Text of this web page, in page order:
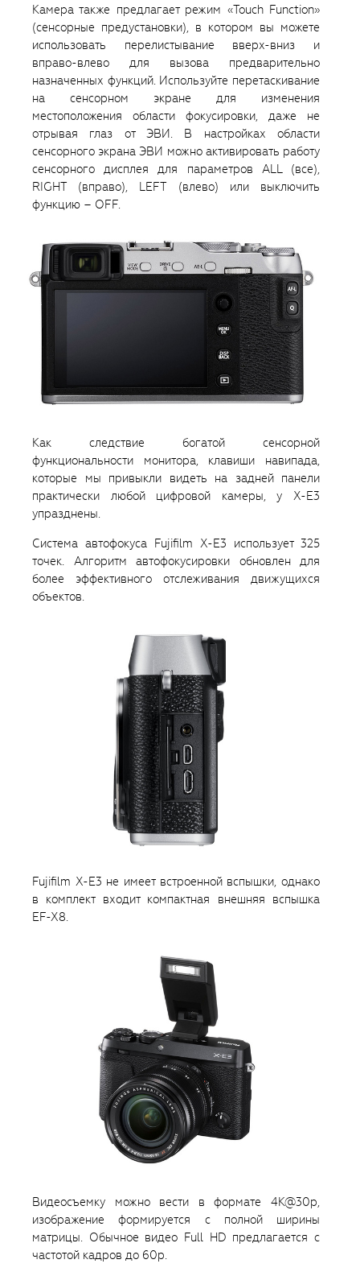
Камера также предлагает режим «Touch Function»
(сенсорные предустановки), в котором вы можете
использовать перелистывание вверх-вниз и
вправо-влево для вызова предварительно
назначенных функций. Используйте перетаскивание
на сенсорном экране для изменения
местоположения области фокусировки, даже не
отрывая глаз от ЭВИ. В настройках области
сенсорного экрана ЭВИ можно активировать работу
сенсорного дисплея для параметров ALL (все),
RIGHT (вправо), LEFT (влево) или выключить
функцию – OFF.
Как следствие богатой сенсорной
функциональности монитора, клавиши навипада,
которые мы привыкли видеть на задней панели
практически любой цифровой камеры, у X-E3
упразднены.
Система автофокуса Fujifilm X-E3 использует 325
точек. Алгоритм автофокусировки обновлен для
более эффективного отслеживания движущихся
объектов.
Fujifilm X-E3 не имеет встроенной вспышки, однако
в комплект входит компактная внешняя вспышка
EF-X8.
Видеосъемку можно вести в формате 4K@30p,
изображение формируется с полной ширины
матрицы. Обычное видео Full HD предлагается с
частотой кадров до 60р.